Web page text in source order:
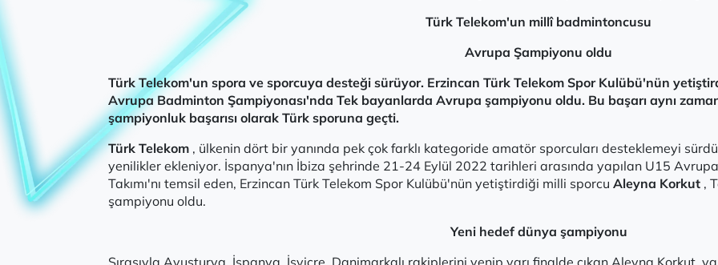
Türk Telekom'un millî badmintoncusu
Avrupa Şampiyonu oldu
Türk Telekom'un spora ve sporcuya desteği sürüyor. Erzincan Türk Telekom Spor Kulübü'nün
Avrupa Badminton Şampiyonası'nda Tek bayanlarda Avrupa şampiyonu oldu. Bu başarı aynı
şampiyonluk başarısı olarak Türk sporuna geçti.
Türk Telekom , ülkenin dört bir yanında pek çok farklı kategoride amatör sporcuları desteklemeyi
yenilikler ekleniyor. İspanya'nın İbiza şehrinde 21-24 Eylül 2022 tarihleri ​​arasında yapılan U15
Takımı'nı temsil eden, Erzincan Türk Telekom Spor Kulübü'nün yetiştirdiği milli sporcu Aleyna Korkut ,
şampiyonu oldu.
Yeni hedef dünya şampiyonu
Sırasıyla Avusturya, İspanya, İsviçre, Danimarkalı rakiplerini yenip yarı finalde çıkan Aleyna Korkut,